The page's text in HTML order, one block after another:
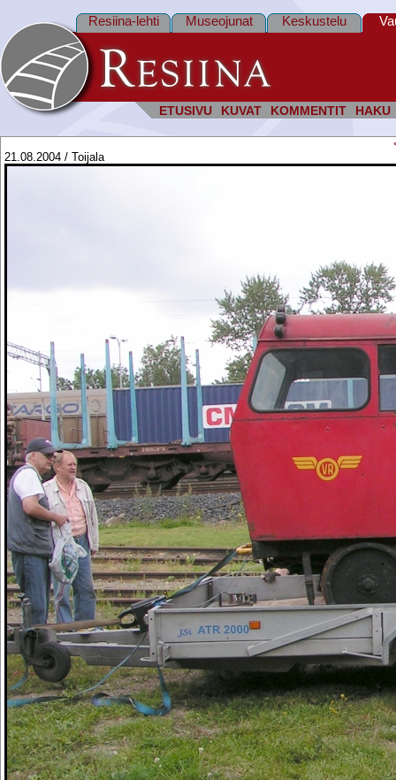
ETUSIVU KUVAT KOMMENTIT HAKU
Resiina-lehti Museojunat Keskustelu
21.08.2004 / Toijala